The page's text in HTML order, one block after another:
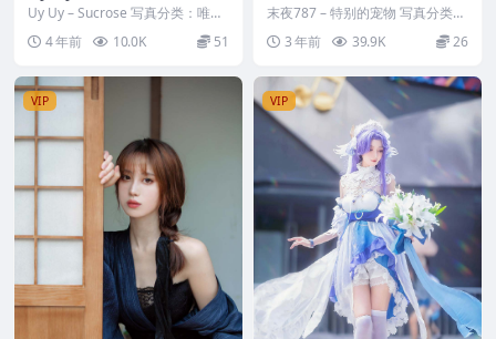
Uy Uy – Sucrose 写真分类：唯
美，参与模特：Uy Uy [套图大小...
4 年前 10.0K 51
末夜787 – 特别的宠物 写真分类：
唯美，参与模特：末夜787 [套图
大小]：...
3 年前 39.9K 26
VIP VIP